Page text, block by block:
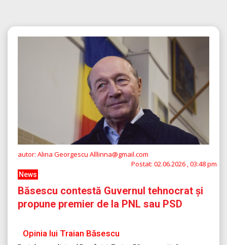
autor: Alina Georgescu Alllinna@gmail.com
Postat: 02.06.2026 , 03:48 pm
News
Băsescu contestă Guvernul tehnocrat și
propune premier de la PNL sau PSD
Opinia lui Traian Băsescu